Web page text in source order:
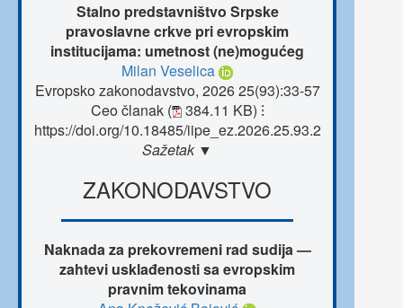
Stalno predstavništvo Srpske
pravoslavne crkve pri evropskim
institucijama: umetnost (ne)mogućeg
Milan Veselica
Evropsko zakonodavstvo, 2026 25(93):33-57
Ceo članak ( 384.11 KB) ⁝
https://doi.org/10.18485/iipe_ez.2026.25.93.2
Sažetak ▼
ZAKONODAVSTVO
Naknada za prekovremeni rad sudija —
zahtevi usklađenosti sa evropskim
pravnim tekovinama